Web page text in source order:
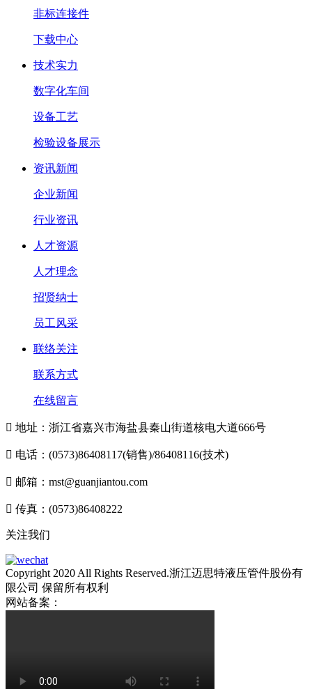
非标连接件
下载中心
技术实力
数字化车间
设备工艺
检验设备展示
资讯新闻
企业新闻
行业资讯
人才资源
人才理念
招贤纳士
员工风采
联络关注
联系方式
在线留言
 地址：浙江省嘉兴市海盐县秦山街道核电大道666号
 电话：(0573)86408117(销售)/86408116(技术)
 邮箱：mst@guanjiantou.com
 传真：(0573)86408222
关注我们
Copyright 2020 All Rights Reserved.浙江迈思特液压管件股份有
限公司 保留所有权利
网站备案：